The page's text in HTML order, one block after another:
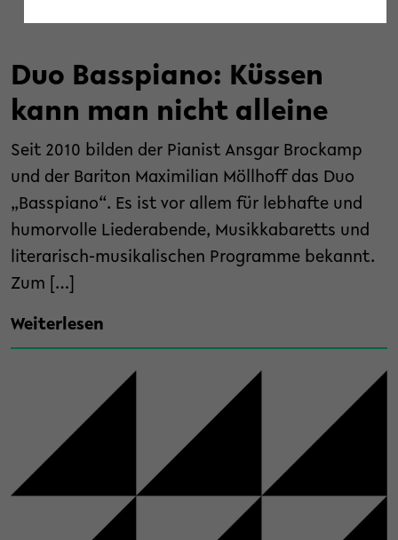
Duo Basspiano: Küssen
kann man nicht alleine
Seit 2010 bilden der Pianist Ansgar Brockamp
und der Bariton Maximilian Möllhoff das Duo
„Basspiano“. Es ist vor allem für lebhafte und
humorvolle Liederabende, Musikkabaretts und
literarisch-musikalischen Programme bekannt.
Zum […]
Weiterlesen